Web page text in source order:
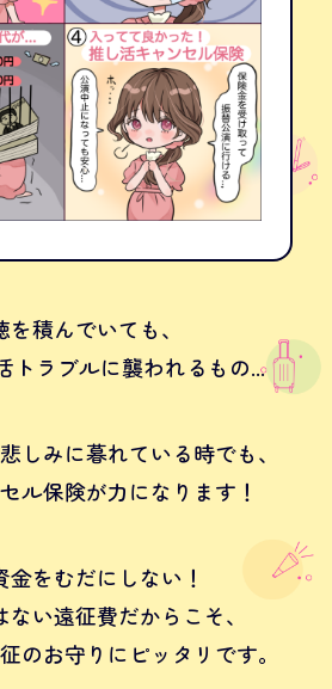
積んでいても、
トラブルに襲われるもの...
悲しみに暮れている時でも、
ル保険が力になります！
金をむだにしない！
ない遠征費だからこそ、
のお守りにピッタリです。